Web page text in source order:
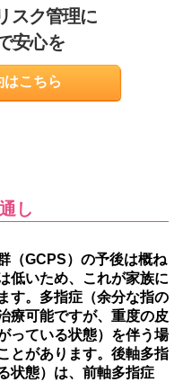
スク管理に
安心を
はこちら
し
（GCPS）の予後は概ね
低いため、これが家族に
す。多指症（余分な指の
療可能ですが、重度の皮
っている状態）を伴う場
とがあります。後軸多指
状態）は、前軸多指症